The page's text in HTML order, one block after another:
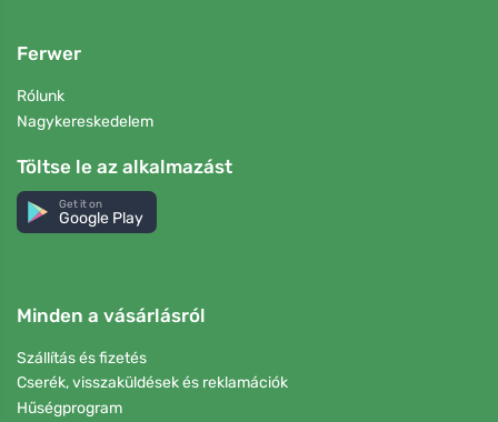
Ferwer
Rólunk
Nagykereskedelem
Töltse le az alkalmazást
Get it on
Google Play
Minden a vásárlásról
Szállítás és fizetés
Cserék, visszaküldések és reklamációk
Hűségprogram